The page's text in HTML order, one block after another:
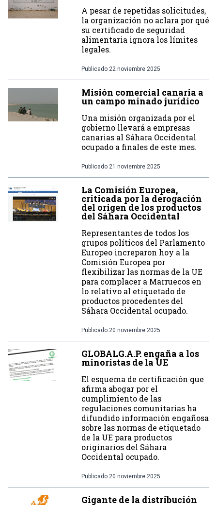
A pesar de repetidas solicitudes,
la organización no aclara por qué
su certificado de seguridad
alimentaria ignora los límites
legales.
Publicado 22 noviembre 2025
Misión comercial canaria a
un campo minado jurídico
Una misión organizada por el
gobierno llevará a empresas
canarias al Sáhara Occidental
ocupado a finales de este mes.
Publicado 21 noviembre 2025
La Comisión Europea,
criticada por la derogación
del origen de los productos
del Sáhara Occidental
Representantes de todos los
grupos políticos del Parlamento
Europeo increparon hoy a la
Comisión Europea por
flexibilizar las normas de la UE
para complacer a Marruecos en
lo relativo al etiquetado de
productos procedentes del
Sáhara Occidental ocupado.
Publicado 20 noviembre 2025
GLOBALG.A.P. engaña a los
minoristas de la UE
El esquema de certificación que
afirma abogar por el
cumplimiento de las
regulaciones comunitarias ha
difundido información engañosa
sobre las normas de etiquetado
de la UE para productos
originarios del Sáhara
Occidental ocupado.
Publicado 20 noviembre 2025
Gigante de la distribución